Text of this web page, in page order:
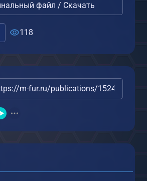
файл / Скачать
118
m-fur.ru/publications/15245/